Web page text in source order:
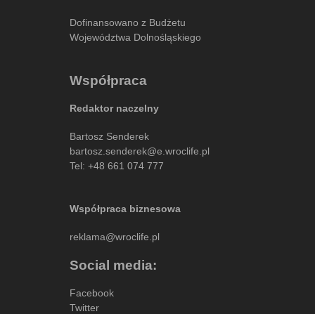
Dofinansowano z Budżetu
Województwa Dolnośląskiego
Współpraca
Redaktor naczelny
Bartosz Senderek
bartosz.senderek@e.wroclife.pl
Tel: +48 661 074 777
Współpraca biznesowa
reklama@wroclife.pl
Social media:
Facebook
Twitter